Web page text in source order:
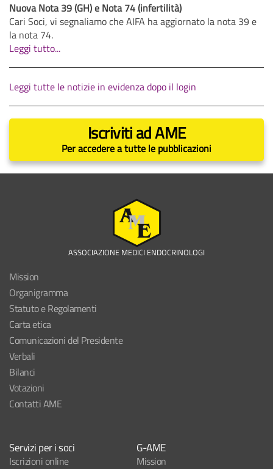
Nuova Nota 39 (GH) e Nota 74 (infertilità)
Cari Soci, vi segnaliamo che AIFA ha aggiornato la nota 39 e
la nota 74.
Leggi tutto...
Leggi tutte le notizie in evidenza dopo il login
Iscriviti ad AME
Per accedere a tutte le pubblicazioni
ASSOCIAZIONE MEDICI ENDOCRINOLOGI
Mission
Organigramma
Statuto e Regolamenti
Carta etica
Comunicazioni del Presidente
Verbali
Bilanci
Votazioni
Contatti AME
Servizi per i soci
Iscrizioni online
G-AME
Mission